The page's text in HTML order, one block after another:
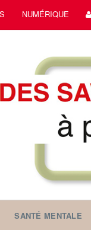
NUMÉRIQUE
SANTÉ MENTALE